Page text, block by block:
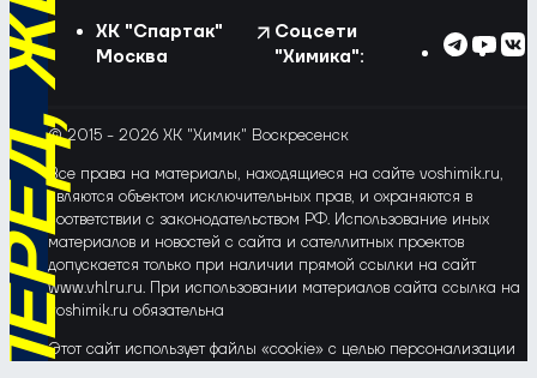
ХК "Спартак"
Москва
Соцсети
"Химика":
© 2015 - 2026 ХК "Химик" Воскресенск
Все права на материалы, находящиеся на сайте voshimik.ru,
являются объектом исключительных прав, и охраняются в
соответствии с законодательством РФ. Использование иных
материалов и новостей с сайта и сателлитных проектов
допускается только при наличии прямой ссылки на сайт
www.vhlru.ru. При использовании материалов сайта ссылка на
voshimik.ru обязательна
Этот сайт использует файлы «cookie» с целью персонализации